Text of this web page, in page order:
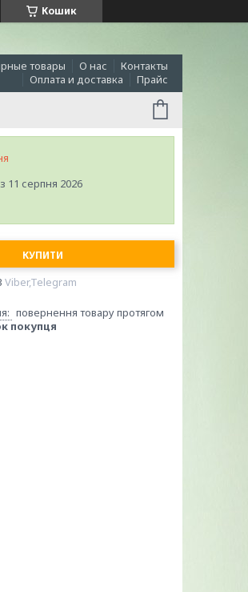
Кошик
товары О нас
Контакты
Оплата и доставка
Прайс
11 серпня 2026
КУПИТИ
Viber,Telegram
повернення товару протягом
покупця